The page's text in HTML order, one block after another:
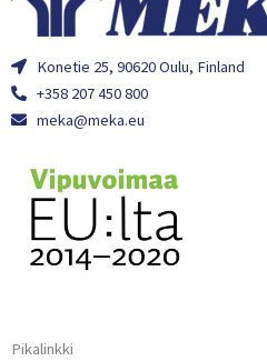
Konetie 25, 90620 Oulu, Finland
+358 207 450 800
meka@meka.eu
Pikalinkki